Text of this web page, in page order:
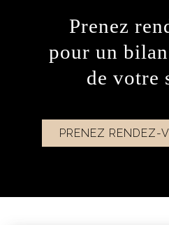
Prenez
pour un
de votre
PRENEZ RENDEZ-